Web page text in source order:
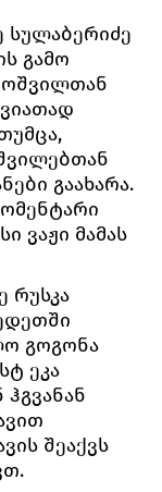
სულაბერიძე
გამო
გაახარა.
ვაჟი მამას
რუსკა
გოგონა
ეკა
ჰგვანან
შეაქვს